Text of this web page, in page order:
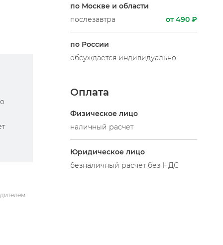
по Москве и области
послезавтра
от 490 ₽
по России
обсуждается индивидуально
Оплата
Физическое лицо
наличный расчет
Юридическое лицо
безналичный расчет без НДС